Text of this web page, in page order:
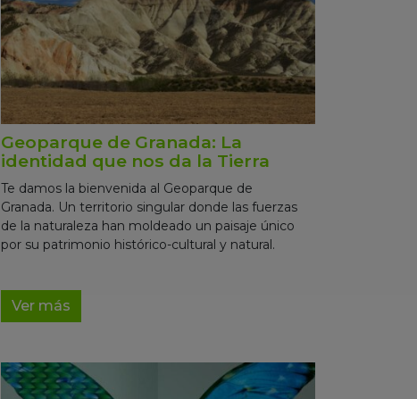
Geoparque de Granada: La
identidad que nos da la Tierra
Te damos la bienvenida al Geoparque de
Granada. Un territorio singular donde las fuerzas
de la naturaleza han moldeado un paisaje único
por su patrimonio histórico-cultural y natural.
Ver más